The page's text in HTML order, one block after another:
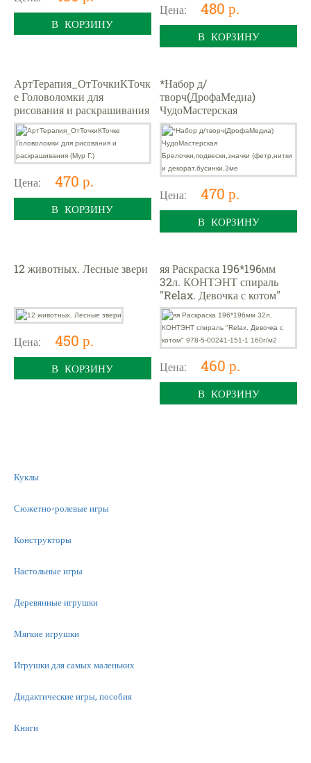
В КОРЗИНУ
Цена: 480 р.
В КОРЗИНУ
АртТерапия_ОтТочкиКТочк
е Головоломки для
рисования и раскрашивания
(Мур Г.)
Цена: 470 р.
В КОРЗИНУ
*Набор д/
творч(ДрофаМедиа)
ЧудоМастерская
Брелочки,подвески,значки
(фетр,нитки и
декорат.бусинки,3ме
Цена: 470 р.
В КОРЗИНУ
12 животных. Лесные звери
Цена: 450 р.
В КОРЗИНУ
яя Раскраска 196*196мм
32л. КОНТЭНТ спираль
"Relax. Девочка с котом"
978-5-00241-151-1 160г/м2
Цена: 460 р.
В КОРЗИНУ
Куклы
Сюжетно-ролевые игры
Конструкторы
Настольные игры
Деревянные игрушки
Мягкие игрушки
Игрушки для самых маленьких
Дидактические игры, пособия
Книги